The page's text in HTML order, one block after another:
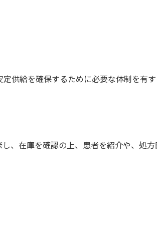
供給を確保するために必要な体制を有す
、在庫を確認の上、患者を紹介や、処